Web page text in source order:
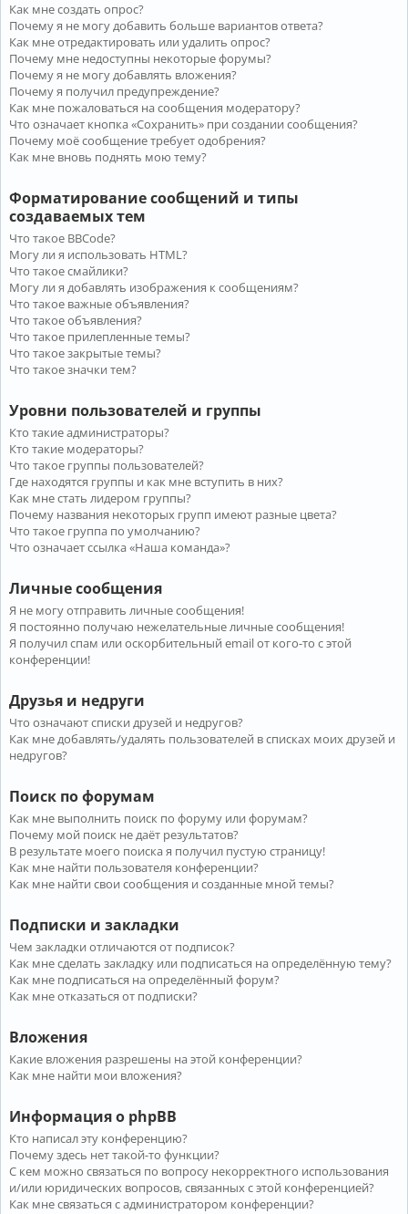
Как мне создать опрос?
Почему я не могу добавить больше вариантов ответа?
Как мне отредактировать или удалить опрос?
Почему мне недоступны некоторые форумы?
Почему я не могу добавлять вложения?
Почему я получил предупреждение?
Как мне пожаловаться на сообщения модератору?
Что означает кнопка «Сохранить» при создании сообщения?
Почему моё сообщение требует одобрения?
Как мне вновь поднять мою тему?
Форматирование сообщений и типы
создаваемых тем
Что такое BBCode?
Могу ли я использовать HTML?
Что такое смайлики?
Могу ли я добавлять изображения к сообщениям?
Что такое важные объявления?
Что такое объявления?
Что такое прилепленные темы?
Что такое закрытые темы?
Что такое значки тем?
Уровни пользователей и группы
Кто такие администраторы?
Кто такие модераторы?
Что такое группы пользователей?
Где находятся группы и как мне вступить в них?
Как мне стать лидером группы?
Почему названия некоторых групп имеют разные цвета?
Что такое группа по умолчанию?
Что означает ссылка «Наша команда»?
Личные сообщения
Я не могу отправить личные сообщения!
Я постоянно получаю нежелательные личные сообщения!
Я получил спам или оскорбительный email от кого-то с этой
конференции!
Друзья и недруги
Что означают списки друзей и недругов?
Как мне добавлять/удалять пользователей в списках моих друзей и
недругов?
Поиск по форумам
Как мне выполнить поиск по форуму или форумам?
Почему мой поиск не даёт результатов?
В результате моего поиска я получил пустую страницу!
Как мне найти пользователя конференции?
Как мне найти свои сообщения и созданные мной темы?
Подписки и закладки
Чем закладки отличаются от подписок?
Как мне сделать закладку или подписаться на определённую тему?
Как мне подписаться на определённый форум?
Как мне отказаться от подписки?
Вложения
Какие вложения разрешены на этой конференции?
Как мне найти мои вложения?
Информация о phpBB
Кто написал эту конференцию?
Почему здесь нет такой-то функции?
С кем можно связаться по вопросу некорректного использования
и/или юридических вопросов, связанных с этой конференцией?
Как мне связаться с администратором конференции?